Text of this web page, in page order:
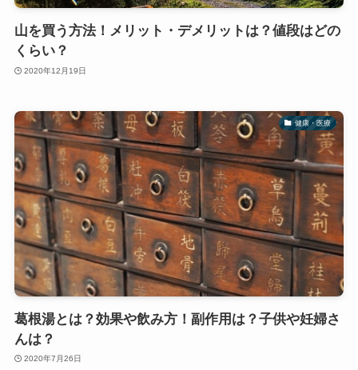
山を買う方法！メリット・デメリットは？値段はどの
くらい？
2020年12月19日
健康・医療
葛根湯とは？効果や飲み方！副作用は？子供や妊婦さ
んは？
2020年7月26日